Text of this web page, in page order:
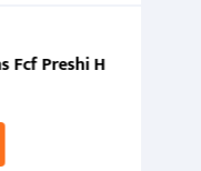
Fcf Preshi H